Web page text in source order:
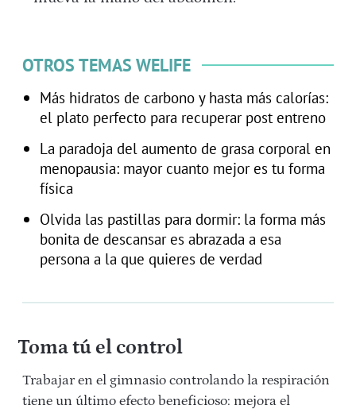
OTROS TEMAS WELIFE
Más hidratos de carbono y hasta más calorías:
el plato perfecto para recuperar post entreno
La paradoja del aumento de grasa corporal en
menopausia: mayor cuanto mejor es tu forma
física
Olvida las pastillas para dormir: la forma más
bonita de descansar es abrazada a esa
persona a la que quieres de verdad
Toma tú el control
Trabajar en el gimnasio controlando la respiración
tiene un último efecto beneficioso: mejora el